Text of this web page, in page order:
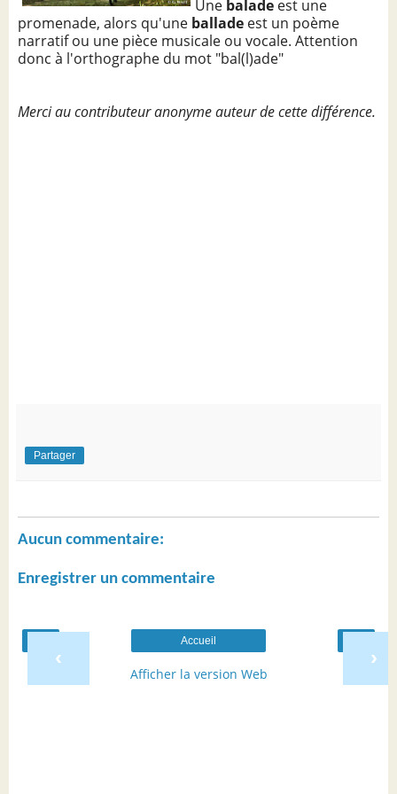
Une balade est une
promenade, alors qu'une ballade est un poème
narratif ou une pièce musicale ou vocale. Attention
donc à l'orthographe du mot "bal(l)ade"
Merci au contributeur anonyme auteur de cette différence.
Partager
Aucun commentaire:
Enregistrer un commentaire
‹ ›
Accueil
Afficher la version Web